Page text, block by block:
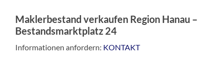
Maklerbestand verkaufen Region Hanau –
Bestandsmarktplatz 24
Informationen anfordern: KONTAKT